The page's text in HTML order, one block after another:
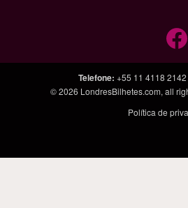
Telefone: +55 11 4118 2142
© 2026 LondresBilhetes.com, all
Política de